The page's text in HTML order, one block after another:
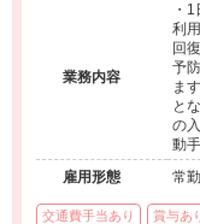
業務内容
・
利
回
予
ま
と
の
動
雇用形態
常勤
交通費手当あり 賞与あ